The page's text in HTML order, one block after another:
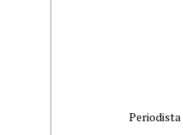
Periodista